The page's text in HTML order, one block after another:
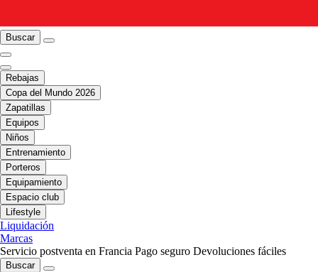
Buscar
Rebajas
Copa del Mundo 2026
Zapatillas
Equipos
Niños
Entrenamiento
Porteros
Equipamiento
Espacio club
Lifestyle
Liquidación
Marcas
Servicio postventa en Francia Pago seguro Devoluciones fáciles
Buscar